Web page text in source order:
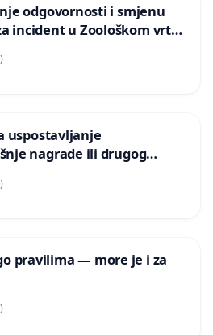
odgovornosti i smjenu
incident u Zoološkom vrtu
uspostavljanje
nagrade ili drugog
Avdić“ u Sarajevu
pravilima — more je i za